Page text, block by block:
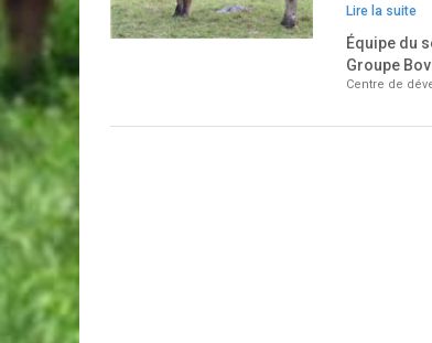
Lire la suite
Équipe du
Groupe
Centre de